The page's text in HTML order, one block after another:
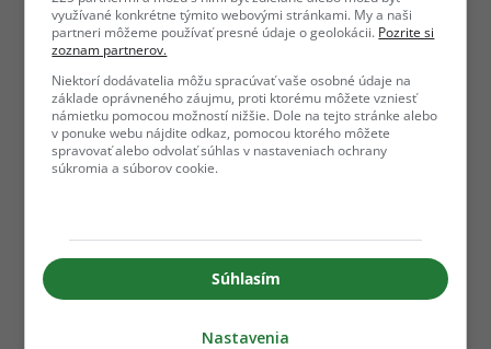
využívané konkrétne týmito webovými stránkami. My a naši
partneri môžeme používať presné údaje o geolokácii. Pozrite si
zoznam partnerov.
Niektorí dodávatelia môžu spracúvať vaše osobné údaje na
základe oprávneného záujmu, proti ktorému môžete vzniesť
námietku pomocou možností nižšie. Dole na tejto stránke alebo
v ponuke webu nájdite odkaz, pomocou ktorého môžete
spravovať alebo odvolať súhlas v nastaveniach ochrany
súkromia a súborov cookie.
Súhlasím
Nastavenia